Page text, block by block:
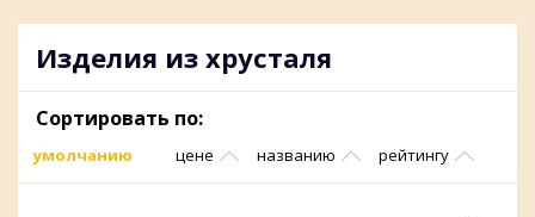
Изделия из хрусталя
Сортировать по:
умолчанию цене названию рейтингу